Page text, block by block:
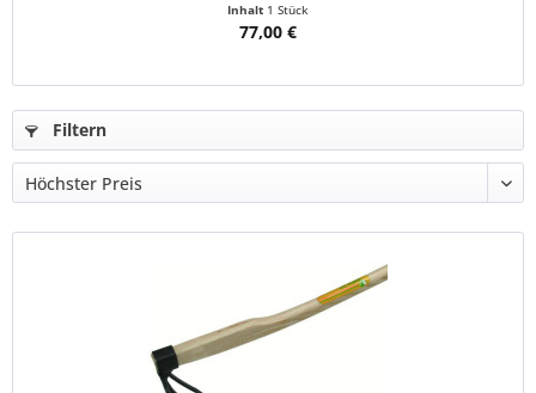
Inhalt 1 Stück
77,00 €
Filtern